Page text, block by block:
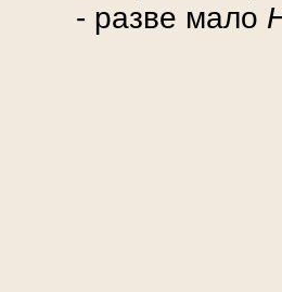
- разве мало